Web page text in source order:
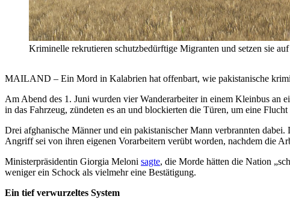
Kriminelle rekrutieren schutzbedürftige Migranten und setzen sie
MAILAND – Ein Mord in Kalabrien hat offenbart, wie pakistanische
Am Abend des 1. Juni wurden vier Wanderarbeiter in einem Kleinbus an
in das Fahrzeug, zündeten es an und blockierten die Türen, um eine
Drei afghanische Männer und ein pakistanischer Mann verbrannten
Angriff sei von ihren eigenen Vorarbeitern verübt worden, nachdem die
Ministerpräsidentin Giorgia Meloni sagte, die Morde hätten die Nation
weniger ein Schock als vielmehr eine Bestätigung.
Ein tief verwurzeltes System